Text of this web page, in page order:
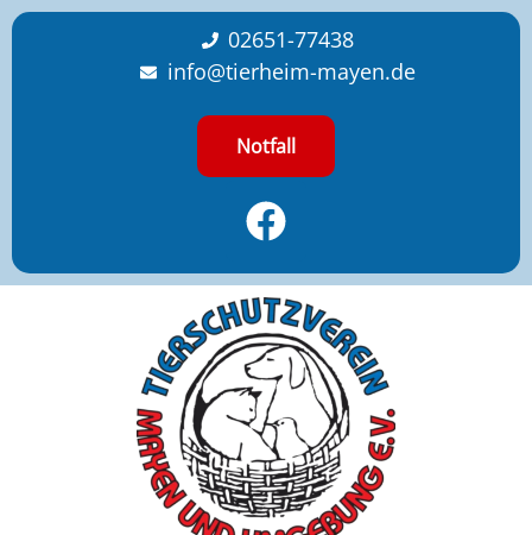
content
02651-77438
info@tierheim-mayen.de
Notfall